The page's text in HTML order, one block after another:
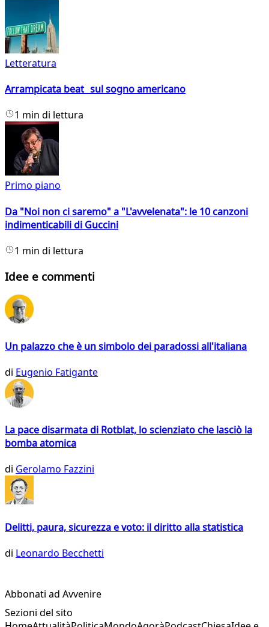
Letteratura
Arrampicata beat sul sogno americano
1 min di lettura
Primo piano
Da "Noi non ci saremo" a "L'avvelenata": le 10 canzoni
indimenticabili di Guccini
1 min di lettura
Idee e commenti
Un palazzo che è un simbolo dei paradossi all'italiana
di Eugenio Fatigante
La pace disarmata di Rotblat, lo scienziato che lasciò la
bomba atomica
di Gerolamo Fazzini
Delitti, paura, sicurezza e voto: il diritto alla statistica
di Leonardo Becchetti
Abbonati ad Avvenire
Sezioni del sito